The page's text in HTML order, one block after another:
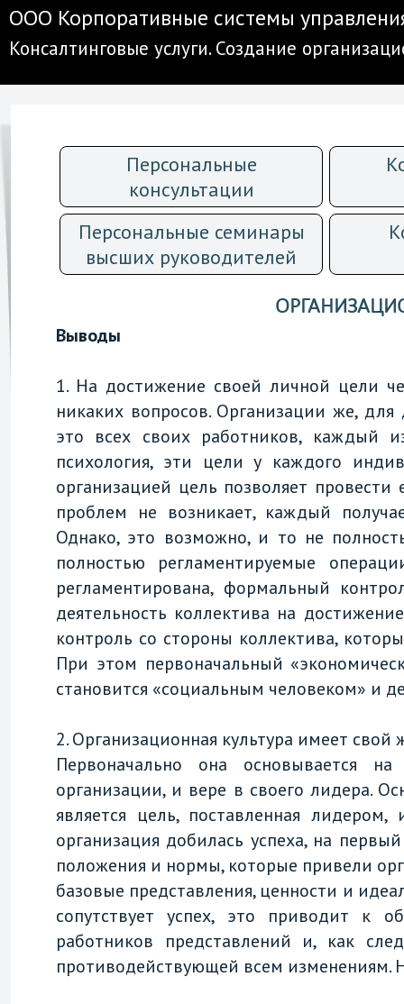
ООО Корпоративные системы
Консалтинговые услуги. Создание
Персональные
консультации
Персональные семинары
высших руководителей
Выводы
1. На достижение своей личной цели
никаких вопросов. Организации же,
это всех своих работников, каждый
психология, эти цели у каждого
организацией цель позволяет
проблем не возникает, каждый
Однако, это возможно, и то не
полностью регламентируемые
регламентирована, формальный
деятельность коллектива на
контроль со стороны коллектива,
При этом первоначальный
становится «социальным человеком» и
2. Организационная культура имеет
Первоначально она основывается
организации, и вере в своего лидера.
является цель, поставленная
организация добилась успеха, на
положения и нормы, которые привели
базовые представления, ценности и
сопутствует успех, это приводит к
работников представлений и, как
противодействующей всем изменениям.